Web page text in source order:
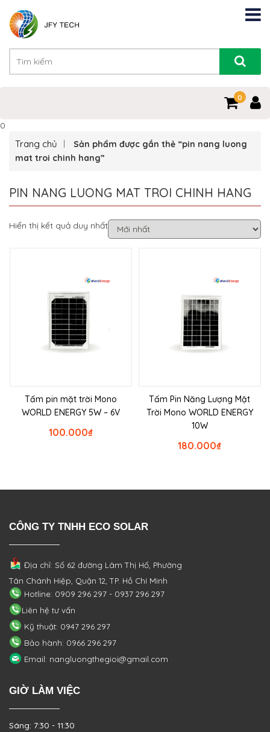
0
0
Trang chủ
Sản phẩm được gắn thẻ “pin nang luong
mat troi chinh hang”
PIN NANG LUONG MAT TROI CHINH HANG
Hiển thị kết quả duy nhất
Tấm pin mặt trời Mono
WORLD ENERGY 5W – 6V
₫
100.000
Tấm Pin Năng Lượng Mặt
Trời Mono WORLD ENERGY
10W
₫
180.000
CÔNG TY TNHH ECO SOLAR
Địa chỉ: Số 62 đường Lâm Thị Hố, Phường
Tân Chánh Hiệp, Quận 12, TP. Hồ Chí Minh
Hotline: 0909 296 297 - 0937 296 297
Liên hệ tư vấn
Kỹ thuật: 0947 296 297
Bảo hành: 0966 296 297
Email: nangluongthegioi@gmail.com
GIỜ LÀM VIỆC
Sáng: 7:30 - 11:30